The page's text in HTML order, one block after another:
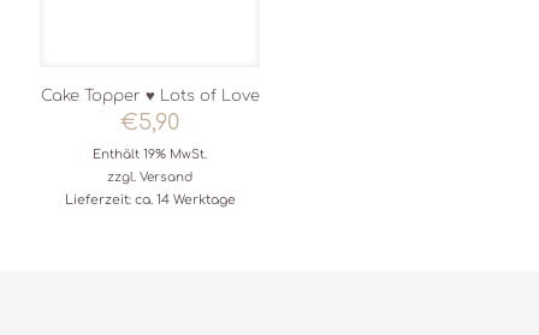
Cake Topper ♥ Lots of Love
€5,90
Enthält 19% MwSt.
zzgl.Versand
Lieferzeit: ca. 14 Werktage